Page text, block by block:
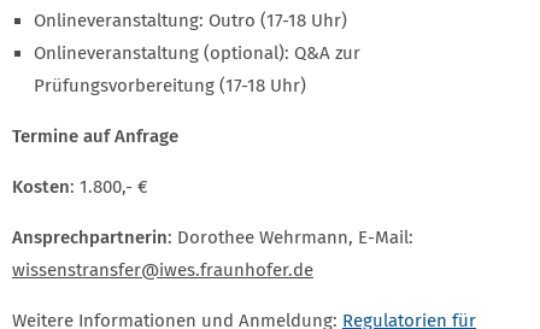
Onlineveranstaltung: Outro (17-18 Uhr)
Onlineveranstaltung (optional): Q&A zur
Prüfungsvorbereitung (17-18 Uhr)
Termine auf Anfrage
Kosten: 1.800,- €
Ansprechpartnerin: Dorothee Wehrmann, E-Mail:
wissenstransfer@iwes.fraunhofer.de
Weitere Informationen und Anmeldung: Regulatorien für